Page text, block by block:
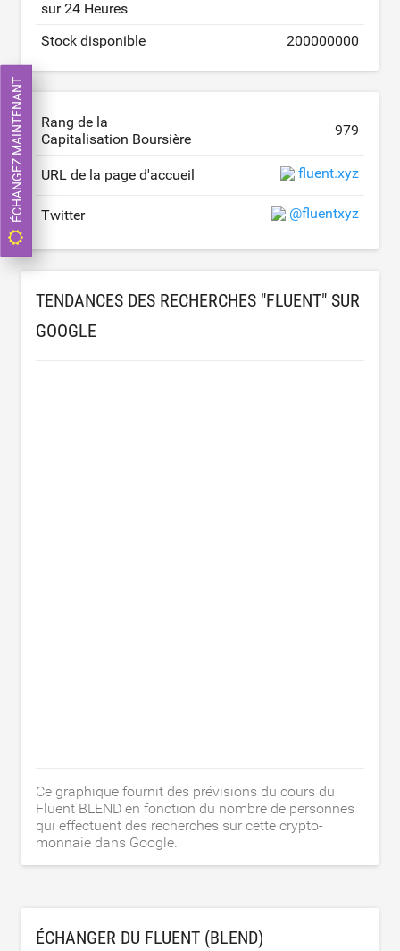
sur 24 Heures
Stock disponible
200000000
Rang de la
Capitalisation Boursière
979
URL de la page d'accueil fluent.xyz
Twitter @fluentxyz
TENDANCES DES RECHERCHES "FLUENT" SUR
GOOGLE
Ce graphique fournit des prévisions du cours du
Fluent BLEND en fonction du nombre de personnes
qui effectuent des recherches sur cette crypto-
monnaie dans Google.
ÉCHANGER DU FLUENT (BLEND)
ÉCHANGEZ MAINTENANT